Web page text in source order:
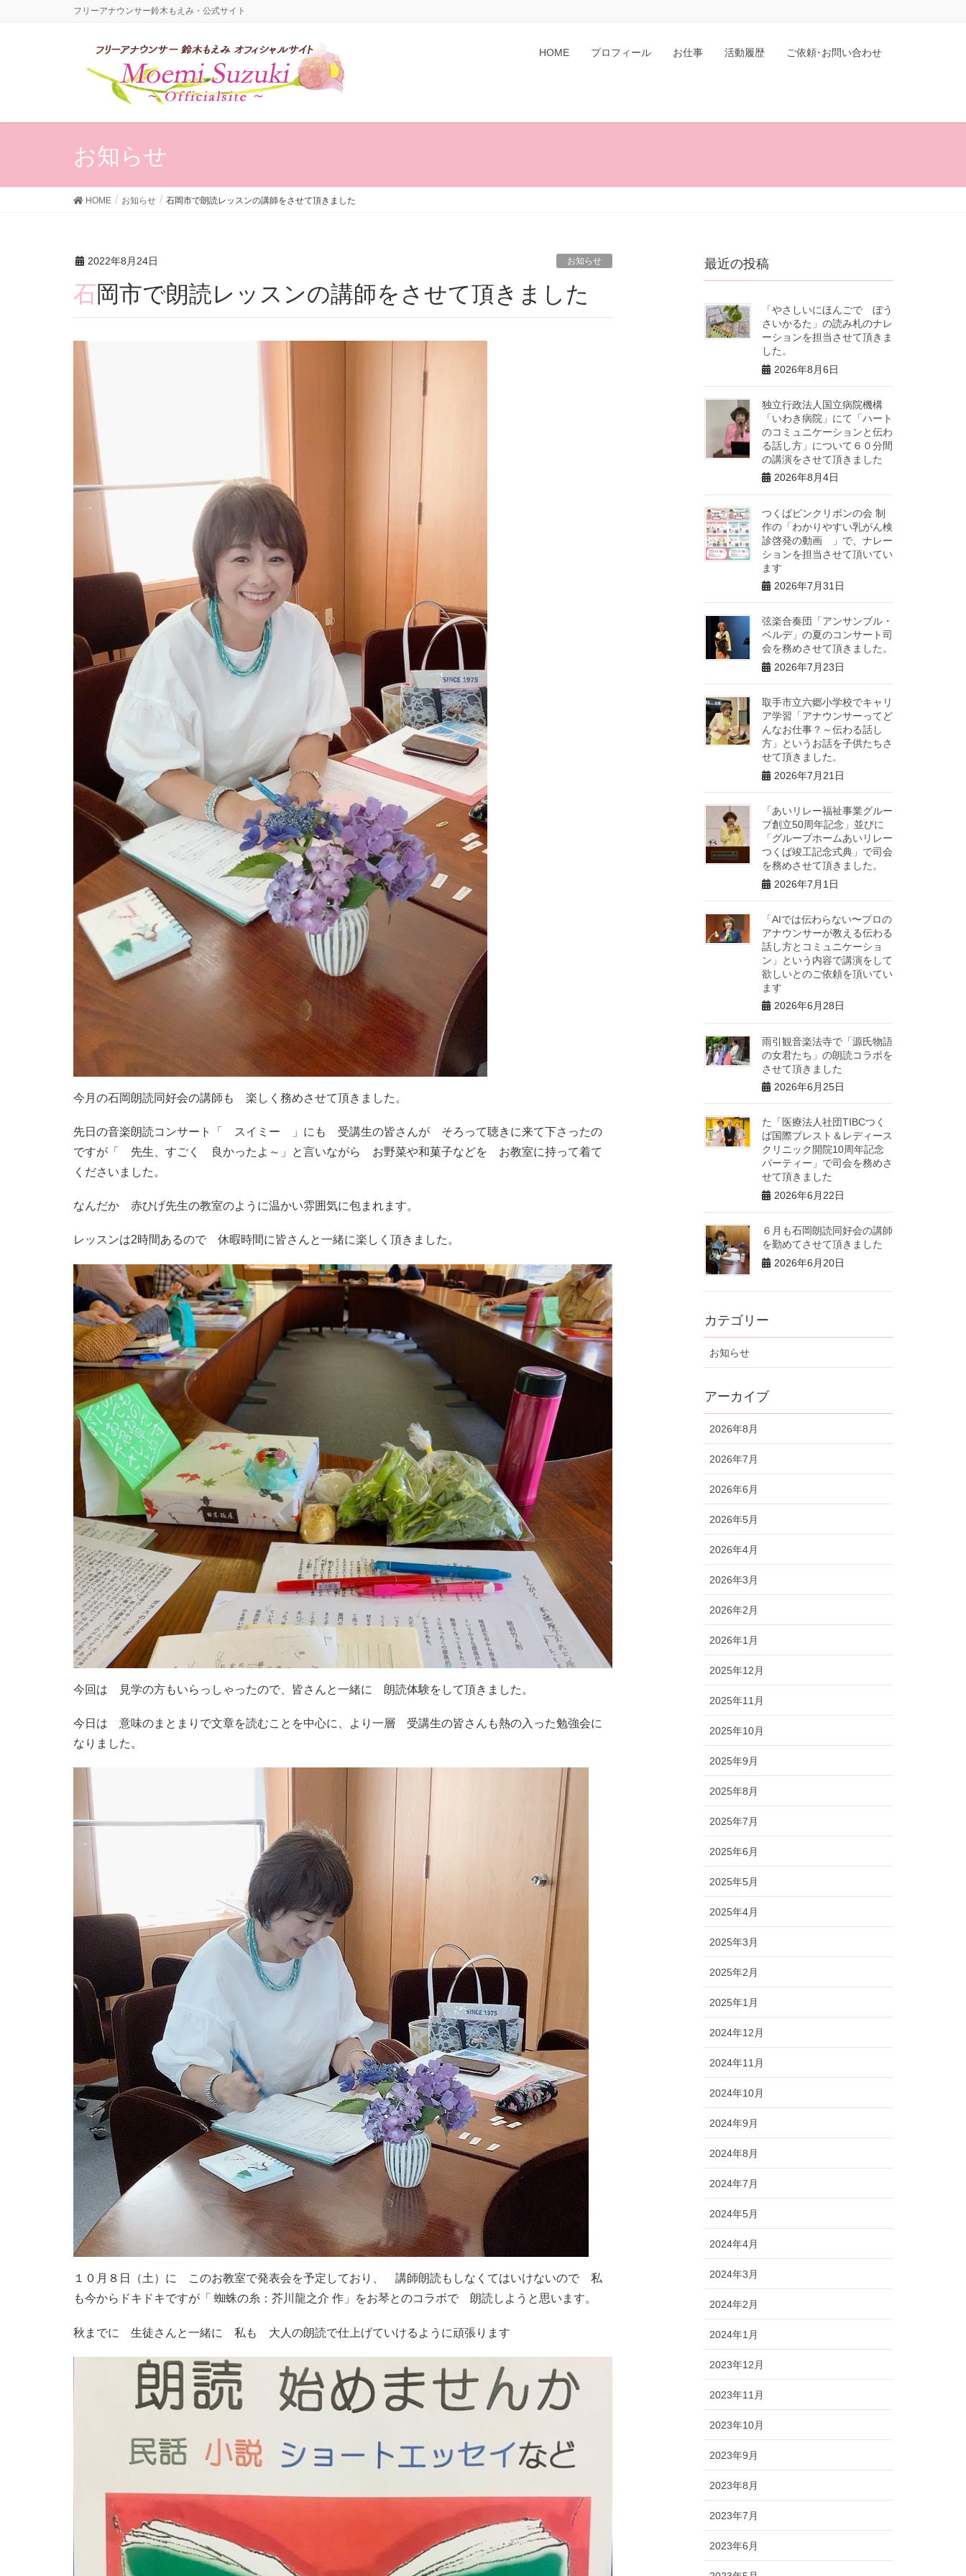
フリーアナウンサー鈴木もえみ・公式サイト
HOME プロフィール お仕事 活動履歴 ご依頼･お問い合わせ
お知らせ
HOME お知らせ 石岡市で朗読レッスンの講師をさせて頂きました
2022年8月24日 お知らせ
石岡市で朗読レッスンの講師をさせて頂きました
今月の石岡朗読同好会の講師も 楽しく務めさせて頂きました。
先日の音楽朗読コンサート「 スイミー 」にも 受講生の皆さんが そろって聴きに来て下さったの
ですが「 先生、すごく 良かったよ～」と言いながら お野菜や和菓子などを お教室に持って着て
くださいました。
なんだか 赤ひげ先生の教室のように温かい雰囲気に包まれます。
レッスンは2時間あるので 休暇時間に皆さんと一緒に楽しく頂きました。
今回は 見学の方もいらっしゃったので、皆さんと一緒に 朗読体験をして頂きました。
今日は 意味のまとまりで文章を読むことを中心に、より一層 受講生の皆さんも熱の入った勉強会に
なりました。
１０月８日（土）に このお教室で発表会を予定しており、 講師朗読もしなくてはいけないので 私
も今からドキドキですが「 蜘蛛の糸：芥川龍之介 作」をお琴とのコラボで 朗読しようと思います。
秋までに 生徒さんと一緒に 私も 大人の朗読で仕上げていけるように頑張ります
最近の投稿
「やさしいにほんごで ぼう
さいかるた」の読み札のナレ
ーションを担当させて頂きま
した。
2026年8月6日
独立行政法人国立病院機構
「いわき病院」にて「ハート
のコミュニケーションと伝わ
る話し方」について６０分間
の講演をさせて頂きました
2026年8月4日
つくばピンクリボンの会 制
作の「わかりやすい乳がん検
診啓発の動画 」で、ナレー
ションを担当させて頂いてい
ます
2026年7月31日
弦楽合奏団「アンサンブル・
ベルデ」の夏のコンサート司
会を務めさせて頂きました。
2026年7月23日
取手市立六郷小学校でキャリ
ア学習「アナウンサーってど
んなお仕事？～伝わる話し
方」というお話を子供たちさ
せて頂きました。
2026年7月21日
「あいリレー福祉事業グルー
プ創立50周年記念」並びに
「グループホームあいリレー
つくば竣工記念式典」で司会
を務めさせて頂きました。
2026年7月1日
「AIでは伝わらない〜プロの
アナウンサーが教える伝わる
話し方とコミュニケーショ
ン」という内容で講演をして
欲しいとのご依頼を頂いてい
ます
2026年6月28日
雨引観音楽法寺で「源氏物語
の女君たち」の朗読コラボを
させて頂きました
2026年6月25日
た「医療法人社団TIBCつく
ば国際ブレスト＆レディース
クリニック開院10周年記念
パーティー」で司会を務めさ
せて頂きました
2026年6月22日
６月も石岡朗読同好会の講師
を勤めてさせて頂きました
2026年6月20日
カテゴリー
お知らせ
アーカイブ
2026年8月
2026年7月
2026年6月
2026年5月
2026年4月
2026年3月
2026年2月
2026年1月
2025年12月
2025年11月
2025年10月
2025年9月
2025年8月
2025年7月
2025年6月
2025年5月
2025年4月
2025年3月
2025年2月
2025年1月
2024年12月
2024年11月
2024年10月
2024年9月
2024年8月
2024年7月
2024年5月
2024年4月
2024年3月
2024年2月
2024年1月
2023年12月
2023年11月
2023年10月
2023年9月
2023年8月
2023年7月
2023年6月